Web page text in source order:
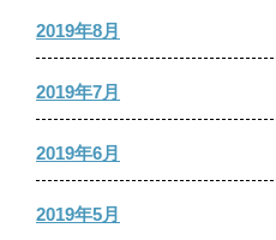
2019年8月
2019年7月
2019年6月
2019年5月